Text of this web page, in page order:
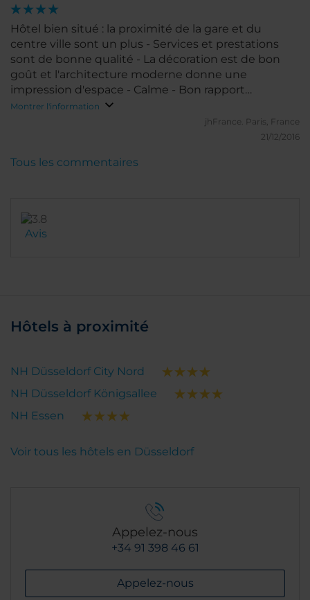
Hôtel bien situé : la proximité de la gare et du
centre ville sont un plus - Services et prestations
sont de bonne qualité - La décoration est de bon
goût et l'architecture moderne donne une
impression d'espace - Calme - Bon rapport
qualité/prix à cette période
Montrer l'information
jhFrance.
Paris, France
21/12/2016
Avis
Tous les commentaires
Hôtels à proximité
NH Düsseldorf City Nord
NH Düsseldorf Königsallee
NH Essen
Voir tous les hôtels en Düsseldorf
Appelez-nous
+34 91 398 46 61
Appelez-nous